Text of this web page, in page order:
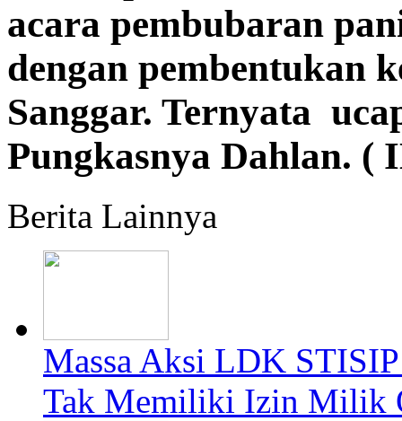
acara pembubaran
dengan pembentukan
Sanggar. Ternyata
Pungkasnya Dahlan. (
Berita Lainnya
Massa Aksi LDK
Tak Memiliki Izin Milik